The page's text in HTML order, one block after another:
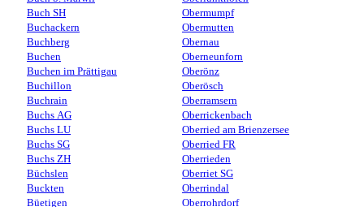
Buch SH
Buchackern
Buchberg
Buchen
Buchen im Prättigau
Buchillon
Buchrain
Buchs AG
Buchs LU
Buchs SG
Buchs ZH
Büchslen
Buckten
Büetigen
Obermumpf
Obermutten
Obernau
Oberneunforn
Oberönz
Oberösch
Oberramsern
Oberrickenbach
Oberried am Brienzersee
Oberried FR
Oberrieden
Oberriet SG
Oberrindal
Oberrohrdorf